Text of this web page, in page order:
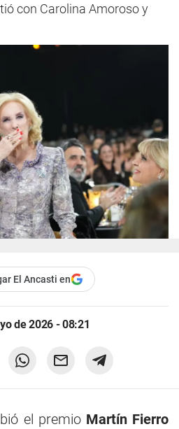
con Carolina Amoroso y
El Ancasti en
de 2026 - 08:21
el premio Martín Fierro